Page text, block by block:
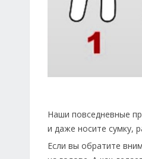
Наши повседневные
и даже носите сумку,
Если вы обратите